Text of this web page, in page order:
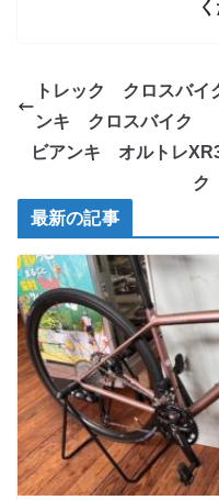
トレック クロスバ
ンキ クロスバイク
ビアンキ オルトレ
ク
最新の記事